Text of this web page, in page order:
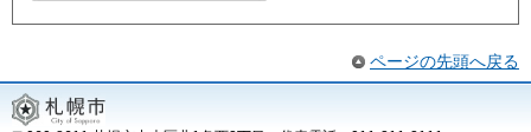
ページの先頭へ戻る